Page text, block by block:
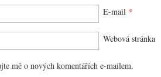
E-mail *
Webová stránka
mě o nových komentářích e-mailem.